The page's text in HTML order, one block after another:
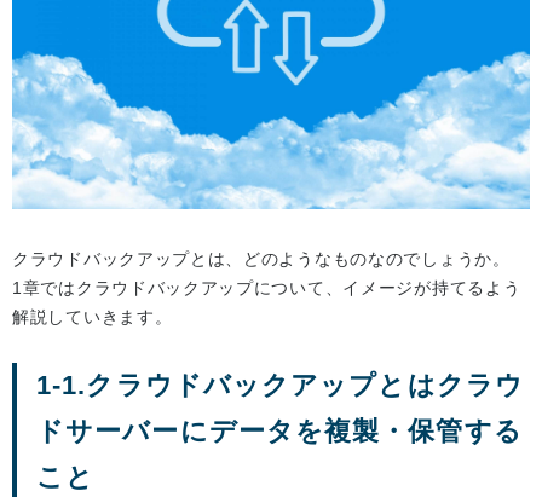
クラウドバックアップとは、どのようなものなのでしょうか。
1章ではクラウドバックアップについて、イメージが持てるよう
解説していきます。
1-1.クラウドバックアップとはクラウ
ドサーバーにデータを複製・保管する
こと